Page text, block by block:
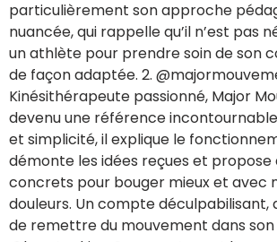
particulièrement son approche
nuancée, qui rappelle qu’il n’est pas
un athlète pour prendre soin de son
de façon adaptée. 2.
Kinésithérapeute passionné, Major
devenu une référence
et simplicité, il explique le
démonte les idées reçues et propose
concrets pour bouger mieux et avec
douleurs. Un compte déculpabilisant,
de remettre du mouvement dans son